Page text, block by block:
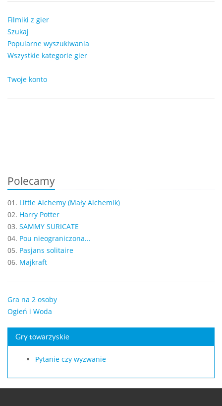
Filmiki z gier
Szukaj
Popularne wyszukiwania
Wszystkie kategorie gier
Twoje konto
Polecamy
01. Little Alchemy (Mały Alchemik)
02. Harry Potter
03. SAMMY SURICATE
04. Pou nieograniczona...
05. Pasjans solitaire
06. Majkraft
Gra na 2 osoby
Ogień i Woda
Gry towarzyskie
Pytanie czy wyzwanie